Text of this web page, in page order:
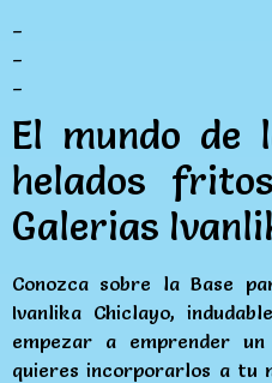
El mundo de
helados
Galerias
Conozca sobre la Base
Ivanlika Chiclayo,
empezar a emprender
quieres incorporarlos a tu